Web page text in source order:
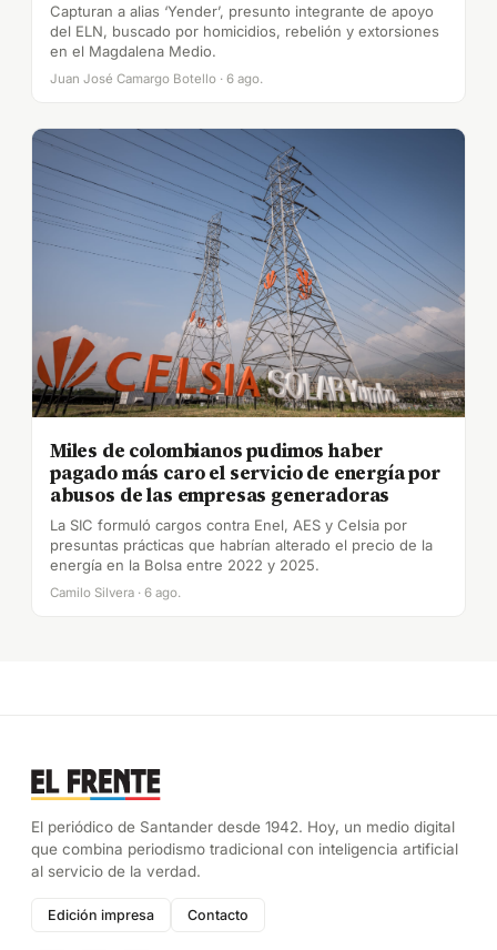
Capturan a alias ‘Yender’, presunto integrante de apoyo
del ELN, buscado por homicidios, rebelión y extorsiones
en el Magdalena Medio.
Juan José Camargo Botello · 6 ago.
Miles de colombianos pudimos haber
pagado más caro el servicio de energía por
abusos de las empresas generadoras
La SIC formuló cargos contra Enel, AES y Celsia por
presuntas prácticas que habrían alterado el precio de la
energía en la Bolsa entre 2022 y 2025.
Camilo Silvera · 6 ago.
El periódico de Santander desde 1942. Hoy, un medio digital
que combina periodismo tradicional con inteligencia artificial
al servicio de la verdad.
Edición impresa Contacto